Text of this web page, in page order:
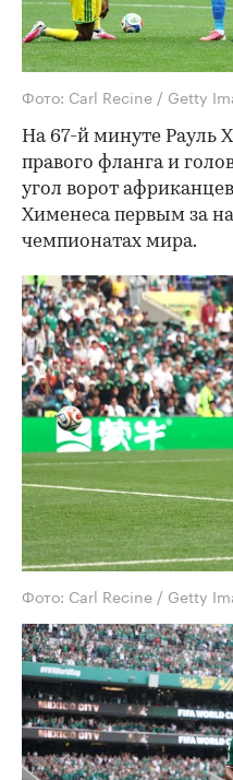
Фото: Carl Recine / Getty
На 67-й минуте Рауль
правого фланга и
угол ворот
Хименеса первым за
чемпионатах мира.
Фото: Carl Recine / Getty